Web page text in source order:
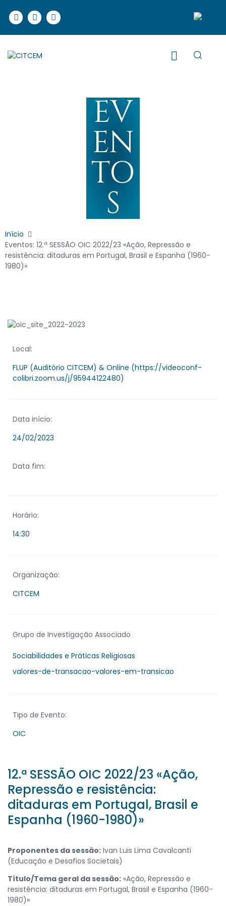
EV
EN
TO
S
Início
Eventos: 12.ª SESSÃO OIC 2022/23 «Ação, Repressão e
resistência: ditaduras em Portugal, Brasil e Espanha (1960-
1980)»
Local:
FLUP (Auditório CITCEM) & Online (https://videoconf-
colibri.zoom.us/j/95944122480)
Data início:
24/02/2023
Data fim:
Horário:
14:30
Organização:
CITCEM
Grupo de Investigação Associado
Sociabilidades e Práticas Religiosas
valores-de-transacao-valores-em-transicao
Tipo de Evento:
OIC
12.ª SESSÃO OIC 2022/23 «Ação,
Repressão e resistência:
ditaduras em Portugal, Brasil e
Espanha (1960-1980)»
Proponentes da sessão: Ivan Luis Lima Cavalcanti
(Educação e Desafios Societais)
Título/Tema geral da sessão: «Ação, Repressão e
resistência: ditaduras em Portugal, Brasil e Espanha (1960-
1980)»